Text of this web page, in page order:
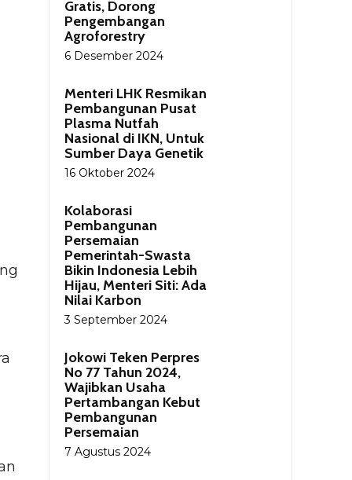
Gratis, Dorong
Pengembangan
Agroforestry
6 Desember 2024
Menteri LHK Resmikan
Pembangunan Pusat
Plasma Nutfah
Nasional di IKN, Untuk
Sumber Daya Genetik
16 Oktober 2024
Kolaborasi
Pembangunan
Persemaian
Pemerintah-Swasta
Bikin Indonesia Lebih
Hijau, Menteri Siti: Ada
Nilai Karbon
3 September 2024
Jokowi Teken Perpres
No 77 Tahun 2024,
Wajibkan Usaha
Pertambangan Kebut
Pembangunan
Persemaian
7 Agustus 2024